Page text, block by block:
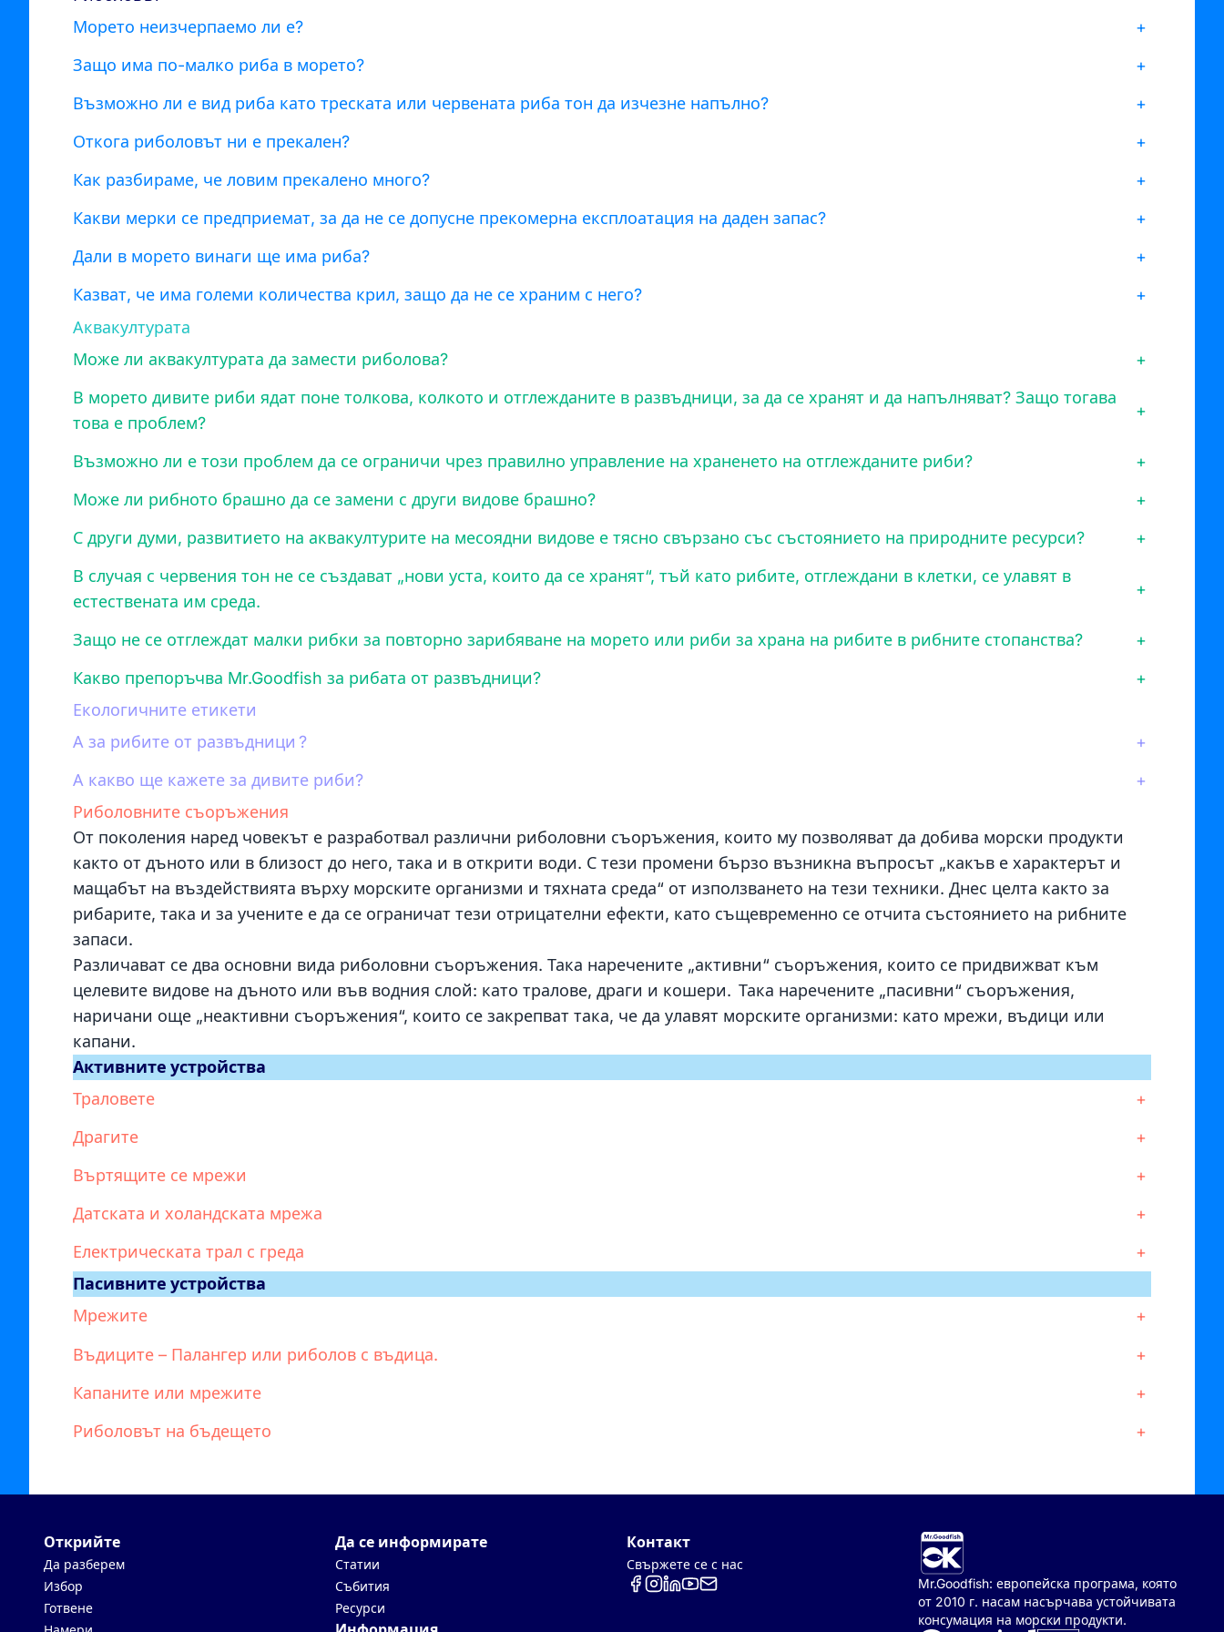
Морето неизчерпаемо ли е?
+
Защо има по-малко риба в морето? +
Възможно ли е вид риба като треската или червената риба тон да изчезне напълно? +
Откога риболовът ни е прекален? +
Как разбираме, че ловим прекалено много? +
Какви мерки се предприемат, за да не се допусне прекомерна експлоатация на даден запас? +
Дали в морето винаги ще има риба? +
Казват, че има големи количества крил, защо да не се храним с него?
+
Аквакултурата
Може ли аквакултурата да замести риболова?
+
В морето дивите риби ядат поне толкова, колкото и отглежданите в развъдници, за да се хранят и да напълняват? Защо тогава
това е проблем?
+
Възможно ли е този проблем да се ограничи чрез правилно управление на храненето на отглежданите риби? +
Може ли рибното брашно да се замени с други видове брашно? +
С други думи, развитието на аквакултурите на месоядни видове е тясно свързано със състоянието на природните ресурси? +
В случая с червения тон не се създават „нови уста, които да се хранят“, тъй като рибите, отглеждани в клетки, се улавят в
естествената им среда.
+
Защо не се отглеждат малки рибки за повторно зарибяване на морето или риби за храна на рибите в рибните стопанства? +
Какво препоръчва Mr.Goodfish за рибата от развъдници?
+
Екологичните етикети
А за рибите от развъдници ?
+
А какво ще кажете за дивите риби?
+
Риболовните съоръжения
От поколения наред човекът е разработвал различни риболовни съоръжения, които му позволяват да добива морски продукти
както от дъното или в близост до него, така и в открити води. С тези промени бързо възникна въпросът „какъв е характерът и
мащабът на въздействията върху морските организми и тяхната среда“ от използването на тези техники. Днес целта както за
рибарите, така и за учените е да се ограничат тези отрицателни ефекти, като същевременно се отчита състоянието на рибните
запаси.
Различават се два основни вида риболовни съоръжения. Така наречените „активни“ съоръжения, които се придвижват към
целевите видове на дъното или във водния слой: като тралове, драги и кошери. Така наречените „пасивни“ съоръжения,
наричани още „неактивни съоръжения“, които се закрепват така, че да улавят морските организми: като мрежи, въдици или
капани.
Активните устройства
Траловете
+
Драгите +
Въртящите се мрежи +
Датската и холандската мрежа +
Електрическата трал с греда
+
Пасивните устройства
Мрежите
+
Въдиците – Палангер или риболов с въдица. +
Капаните или мрежите +
Риболовът на бъдещето +
Открийте
Да разберем
Избор
Готвене
Да се информирате
Статии
Събития
Ресурси
Контакт
Свържете се с нас
Réseaux sociaux
Mr.Goodfish: европейска програма, която
от 2010 г. насам насърчава устойчивата
консумация на морски продукти.